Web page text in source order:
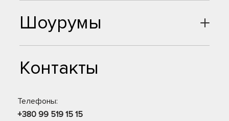
Шоурумы
Контакты
Телефоны:
+380 99 519 15 15